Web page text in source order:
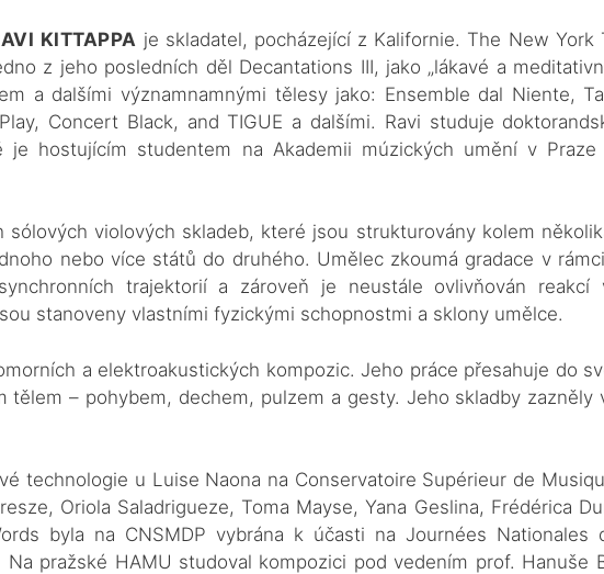
KITTAPPA je skladatel, pocházející z Kalifornie. The New York
z jeho posledních děl Decantations III, jako „lákavé a
a dalšími významnamnými tělesy jako: Ensemble dal Niente,
Concert Black, and TIGUE a dalšími. Ravi studuje
je hostujícím studentem na Akademii múzických umění v Praze
violových skladeb, které jsou strukturovány kolem
nebo více států do druhého. Umělec zkoumá gradace v
trajektorií a zároveň je neustále ovlivňován reakcí
stanoveny vlastními fyzickými schopnostmi a sklony umělce.
a elektroakustických kompozic. Jeho práce přesahuje do
tělem – pohybem, dechem, pulzem a gesty. Jeho skladby zazněly
technologie u Luise Naona na Conservatoire Supérieur de
Oriola Saladrigueze, Toma Mayse, Yana Geslina, Frédérica
byla na CNSMDP vybrána k účasti na Journées Nationales
pražské HAMU studoval kompozici pod vedením prof. Hanuše